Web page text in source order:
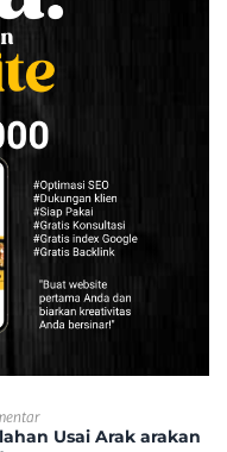
Usai Arak arakan